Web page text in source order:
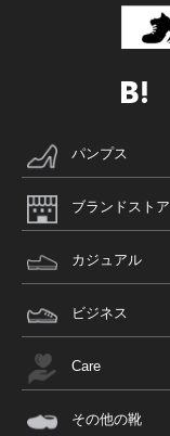
パンプス
ブランドストア
カジュアル
ビジネス
Care
その他の靴